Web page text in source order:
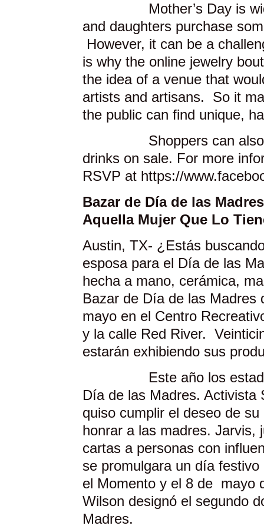
Mother’s Day is widely
and daughters purchase
However, it can be a
is why the online jewelry
the idea of a venue that
artists and artisans. So it
the public can find unique,
Shoppers can also find
drinks on sale. For more
RSVP at https://
Bazar de Día de las
Aquella Mujer Que Lo
Austin, TX- ¿Estás
esposa para el Día de las
hecha a mano, cerámica,
Bazar de Día de las Madres
mayo en el Centro
y la calle Red River.
estarán exhibiendo sus
Este año los
Día de las Madres.
quiso cumplir el deseo de
honrar a las madres. Jarvis,
cartas a personas con
se promulgara un día
el Momento y el 8 de mayo
Wilson designó el segundo
Madres.